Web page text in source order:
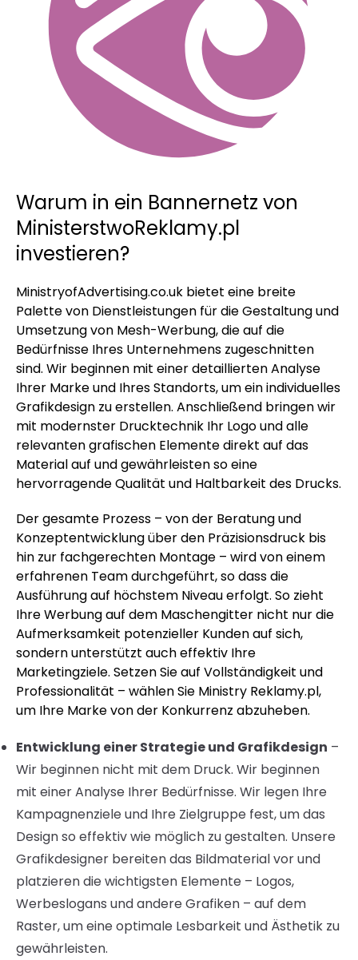
Warum in ein Bannernetz von
MinisterstwoReklamy.pl
investieren?
MinistryofAdvertising.co.uk bietet eine breite
Palette von Dienstleistungen für die Gestaltung und
Umsetzung von Mesh-Werbung, die auf die
Bedürfnisse Ihres Unternehmens zugeschnitten
sind. Wir beginnen mit einer detaillierten Analyse
Ihrer Marke und Ihres Standorts, um ein individuelles
Grafikdesign zu erstellen. Anschließend bringen wir
mit modernster Drucktechnik Ihr Logo und alle
relevanten grafischen Elemente direkt auf das
Material auf und gewährleisten so eine
hervorragende Qualität und Haltbarkeit des Drucks.
Der gesamte Prozess – von der Beratung und
Konzeptentwicklung über den Präzisionsdruck bis
hin zur fachgerechten Montage – wird von einem
erfahrenen Team durchgeführt, so dass die
Ausführung auf höchstem Niveau erfolgt. So zieht
Ihre Werbung auf dem Maschengitter nicht nur die
Aufmerksamkeit potenzieller Kunden auf sich,
sondern unterstützt auch effektiv Ihre
Marketingziele. Setzen Sie auf Vollständigkeit und
Professionalität – wählen Sie Ministry Reklamy.pl,
um Ihre Marke von der Konkurrenz abzuheben.
Entwicklung einer Strategie und Grafikdesign –
Wir beginnen nicht mit dem Druck. Wir beginnen
mit einer Analyse Ihrer Bedürfnisse. Wir legen Ihre
Kampagnenziele und Ihre Zielgruppe fest, um das
Design so effektiv wie möglich zu gestalten. Unsere
Grafikdesigner bereiten das Bildmaterial vor und
platzieren die wichtigsten Elemente – Logos,
Werbeslogans und andere Grafiken – auf dem
Raster, um eine optimale Lesbarkeit und Ästhetik zu
gewährleisten.